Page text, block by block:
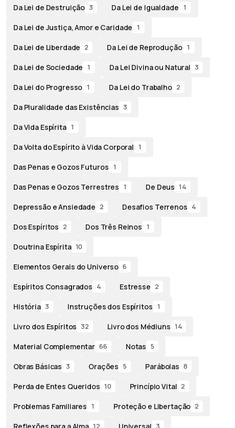
Da Lei de Destruição 3 Da Lei de Igualdade 1
Da Lei de Justiça, Amor e Caridade 1
Da Lei de Liberdade 2 Da Lei de Reprodução 1
Da Lei de Sociedade 1 Da Lei Divina ou Natural 3
Da Lei do Progresso 1 Da Lei do Trabalho 2
Da Pluralidade das Existências 3
Da Vida Espírita 1
Da Volta do Espírito à Vida Corporal 1
Das Penas e Gozos Futuros 1
Das Penas e Gozos Terrestres 1 De Deus 14
Depressão e Ansiedade 2 Desafios Terrenos 4
Dos Espíritos 2 Dos Três Reinos 1
Doutrina Espírita 10
Elementos Gerais do Universo 6
Espíritos Consagrados 4 Estresse 2
História 3 Instruções dos Espíritos 1
Livro dos Espíritos 32 Livro dos Médiuns 14
Material Complementar 66 Notas 5
Obras Básicas 3 Orações 5 Parábolas 8
Perda de Entes Queridos 10 Princípio Vital 2
Problemas Familiares 1 Proteção e Libertação 2
Reflexões para a Alma 12 Universal 3